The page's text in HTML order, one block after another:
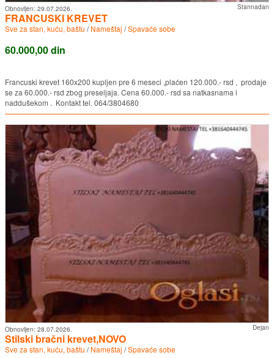
Stannadan
Obnovljen: 29.07.2026.
FRANCUSKI KREVET
Sve za stan, kuću, baštu /Nameštaj /Spavaće sobe
60.000,00 din
Francuski krevet 160x200 kupljen pre 6 meseci ,plaćen 120.000.- rsd , prodaje
se za 60.000.- rsd zbog preseljaja. Cena 60.000.- rsd sa natkasnama i
naddušekom . Kontakt tel. 064/3804680
Dejan
Obnovljen: 28.07.2026.
Stilski bračni krevet,NOVO
Sve za stan, kuću, baštu /Nameštaj /Spavaće sobe